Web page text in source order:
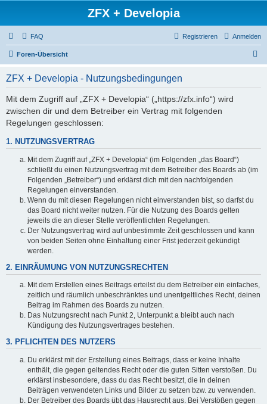
ZFX + Developia
FAQ Anmelden
Registrieren
Foren-Übersicht
ZFX + Developia - Nutzungsbedingungen
Mit dem Zugriff auf „ZFX + Developia“ („https://zfx.info“) wird
zwischen dir und dem Betreiber ein Vertrag mit folgenden
Regelungen geschlossen:
1. NUTZUNGSVERTRAG
Mit dem Zugriff auf „ZFX + Developia“ (im Folgenden „das Board“)
schließt du einen Nutzungsvertrag mit dem Betreiber des Boards ab (im
Folgenden „Betreiber“) und erklärst dich mit den nachfolgenden
Regelungen einverstanden.
Wenn du mit diesen Regelungen nicht einverstanden bist, so darfst du
das Board nicht weiter nutzen. Für die Nutzung des Boards gelten
jeweils die an dieser Stelle veröffentlichten Regelungen.
Der Nutzungsvertrag wird auf unbestimmte Zeit geschlossen und kann
von beiden Seiten ohne Einhaltung einer Frist jederzeit gekündigt
werden.
2. EINRÄUMUNG VON NUTZUNGSRECHTEN
Mit dem Erstellen eines Beitrags erteilst du dem Betreiber ein einfaches,
zeitlich und räumlich unbeschränktes und unentgeltliches Recht, deinen
Beitrag im Rahmen des Boards zu nutzen.
Das Nutzungsrecht nach Punkt 2, Unterpunkt a bleibt auch nach
Kündigung des Nutzungsvertrages bestehen.
3. PFLICHTEN DES NUTZERS
Du erklärst mit der Erstellung eines Beitrags, dass er keine Inhalte
enthält, die gegen geltendes Recht oder die guten Sitten verstoßen. Du
erklärst insbesondere, dass du das Recht besitzt, die in deinen
Beiträgen verwendeten Links und Bilder zu setzen bzw. zu verwenden.
Der Betreiber des Boards übt das Hausrecht aus. Bei Verstößen gegen